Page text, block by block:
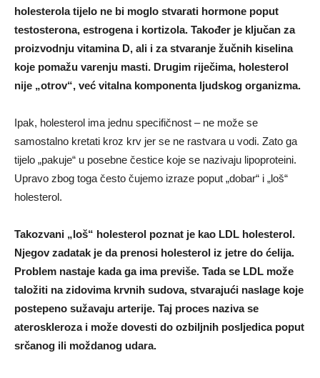
holesterola tijelo ne bi moglo stvarati hormone poput
testosterona, estrogena i kortizola. Također je ključan za
proizvodnju vitamina D, ali i za stvaranje žučnih kiselina
koje pomažu varenju masti. Drugim riječima, holesterol
nije „otrov“, već vitalna komponenta ljudskog organizma.
Ipak, holesterol ima jednu specifičnost – ne može se
samostalno kretati kroz krv jer se ne rastvara u vodi. Zato ga
tijelo „pakuje“ u posebne čestice koje se nazivaju lipoproteini.
Upravo zbog toga često čujemo izraze poput „dobar“ i „loš“
holesterol.
Takozvani „loš“ holesterol poznat je kao LDL holesterol.
Njegov zadatak je da prenosi holesterol iz jetre do ćelija.
Problem nastaje kada ga ima previše. Tada se LDL može
taložiti na zidovima krvnih sudova, stvarajući naslage koje
postepeno sužavaju arterije. Taj proces naziva se
ateroskleroza i može dovesti do ozbiljnih posljedica poput
srčanog ili moždanog udara.